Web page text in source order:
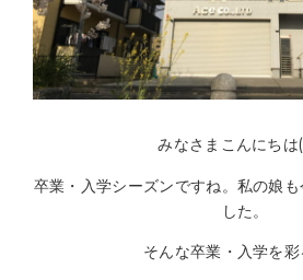
みなさまこんにち
卒業・入学シーズンですね。私の娘
した。
そんな卒業・入学を